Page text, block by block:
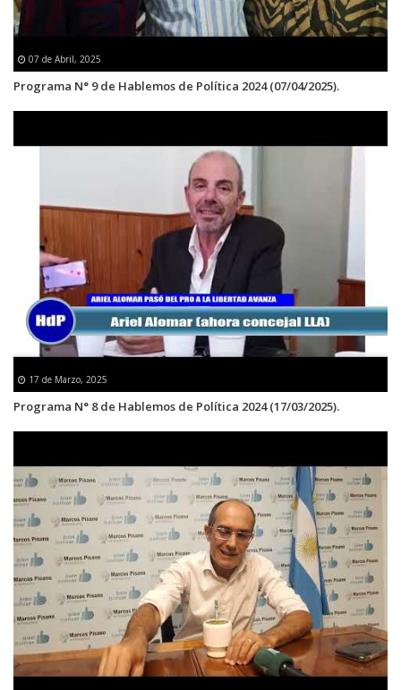
07 de Abril, 2025
Programa N° 9 de Hablemos de Política 2024 (07/04/2025).
17 de Marzo, 2025
Programa N° 8 de Hablemos de Política 2024 (17/03/2025).